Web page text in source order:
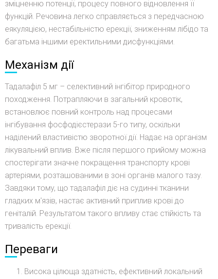
зміцненню потенції, процесу повного відновлення її
функцій. Речовина легко справляється з передчасною
еякуляцією, нестабільністю ерекції, зниженням лібідо та
багатьма іншими еректильними дисфункціями.
Механізм дії
Тадалафіл 5 мг – селективний інгібітор природного
походження. Потрапляючи в загальний кровотік,
встановлює повний контроль над процесами
інгібування фосфодієстерази 5-го типу, оскільки
наділений властивістю зворотної дії. Надає на організм
лікувальний вплив. Вже після першого прийому можна
спостерігати значне покращення транспорту крові
артеріями, розташованими в зоні органів малого тазу.
Завдяки тому, що тадалафіл діє на судинні тканини
гладких м'язів, настає активний приплив крові до
геніталій. Результатом такого впливу стає стійкість та
тривалість ерекції.
Переваги
Висока цілюща здатність, ефективний локальний